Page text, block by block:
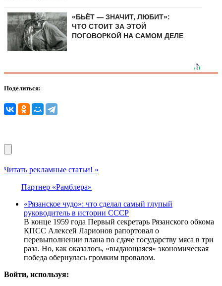
«БЬЁТ — ЗНАЧИТ, ЛЮБИТ»:
ЧТО СТОИТ ЗА ЭТОЙ
ПОГОВОРКОЙ НА САМОМ ДЕЛЕ
Поделиться:
Читать рекламные статьи! »
Партнер «Рамблера»
«Рязанское чудо»: что сделал самый глупый
руководитель в истории СССР
В конце 1959 года Первый секретарь Рязанского обкома
КПСС Алексей Ларионов рапортовал о
перевыполнении плана по сдаче государству мяса в три
раза. Но, как оказалось, «выдающаяся» экономическая
победа обернулась громким провалом.
Войти, используя: